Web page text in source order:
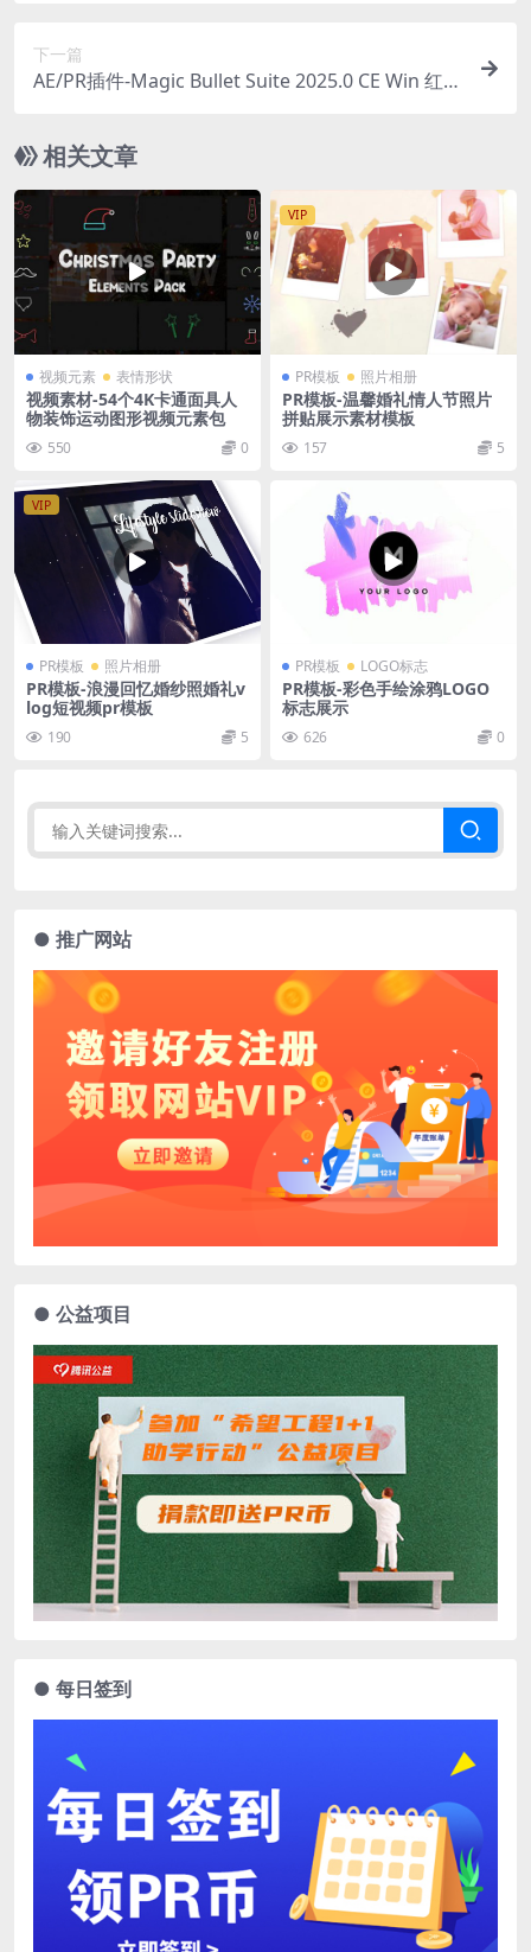
下一篇
AE/PR插件-Magic Bullet Suite 2025.0 CE Win 红巨
相关文章
视频元素 表情形状
视频素材-54个4K卡通面具人
物装饰运动图形视频元素包
550 0
VIP
PR模板 照片相册
PR模板-温馨婚礼情人节照片
拼贴展示素材模板
157 5
VIP
PR模板 照片相册
PR模板-浪漫回忆婚纱照婚礼v
log短视频pr模板
190 5
PR模板 LOGO标志
PR模板-彩色手绘涂鸦LOGO
标志展示
626 0
● 推广网站
● 公益项目
● 每日签到